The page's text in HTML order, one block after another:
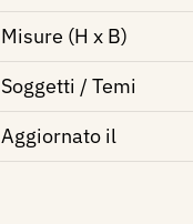
Misure (H x B)
Soggetti / Temi
Aggiornato il